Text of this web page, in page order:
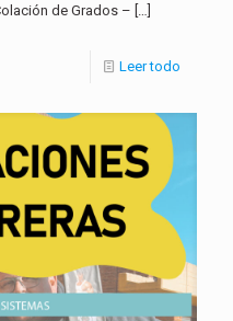
de Grados – […]
Leer todo